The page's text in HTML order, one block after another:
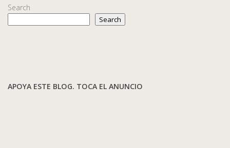
Search
Search
APOYA ESTE BLOG. TOCA EL ANUNCIO